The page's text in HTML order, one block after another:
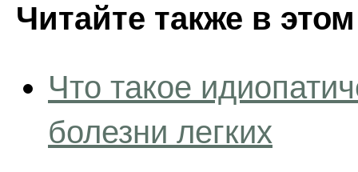
Читайте также в
Что такое
болезни легких